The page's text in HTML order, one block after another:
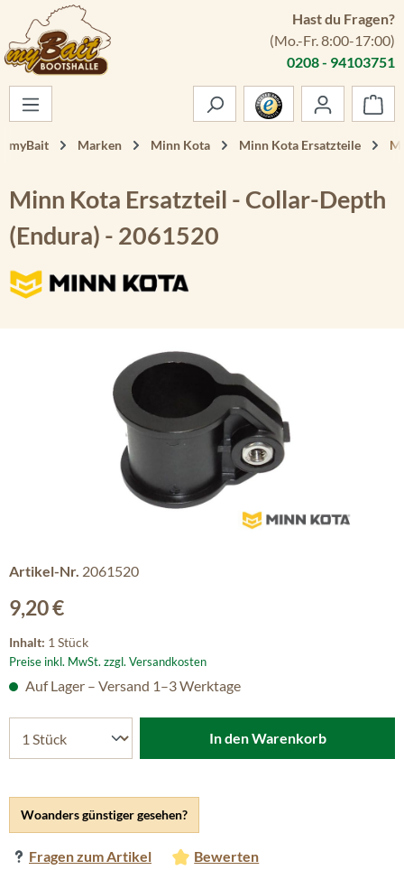
Zum Hauptinhalt springen
Hast du Fragen?
(Mo.-Fr. 8:00-17:00)
0208 - 94103751
myBait Marken Minn Kota Minn Kota Ersatzteile
Minn Kota Ersatzteil - Collar-Depth
(Endura) - 2061520
Artikel-Nr. 2061520
Regulärer Preis:
9,20 €
Inhalt: 1 Stück
Preise inkl. MwSt. zzgl. Versandkosten
Woanders günstiger gesehen?
Fragen zum Artikel Bewerten
Auf Lager – Versand 1–3 Werktage
In den Warenkorb